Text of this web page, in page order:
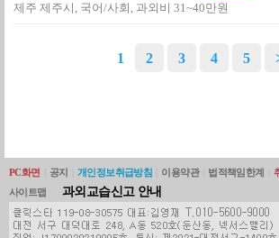
제주 제주시, 국어/사회, 과외비 31~40만원
1 2 3 4 5
PC화면 공지 개인정보취급방침 이용약관 법적책임한계
사이트맵
과외교습신고 안내